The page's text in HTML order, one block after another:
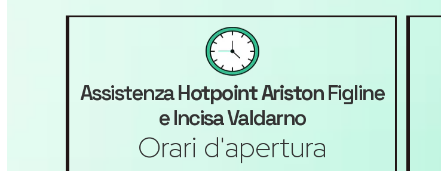
AssistenzaHotpoint AristonFigline
e Incisa Valdarno
Orari d'apertura